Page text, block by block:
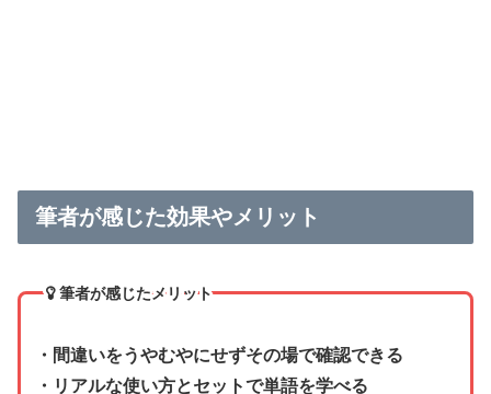
筆者が感じた効果やメリット
筆者が感じたメリット
・間違いをうやむやにせずその場で確認できる
・リアルな使い方とセットで単語を学べる